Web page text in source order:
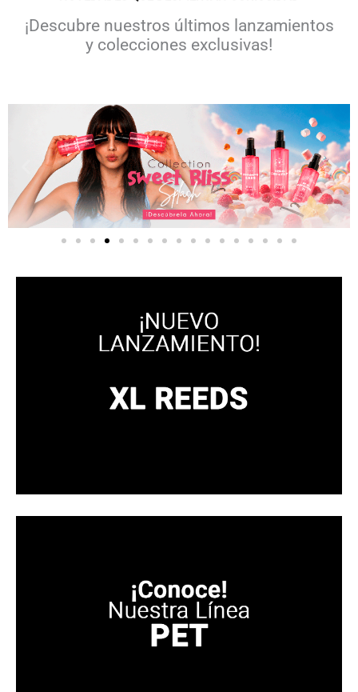
¡Descubre nuestros últimos lanzamientos
y colecciones exclusivas!